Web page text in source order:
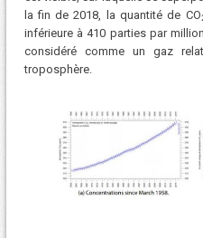
la fin de 2018, la quantité de CO
inférieure à 410 parties par
considéré comme un gaz
troposphère.